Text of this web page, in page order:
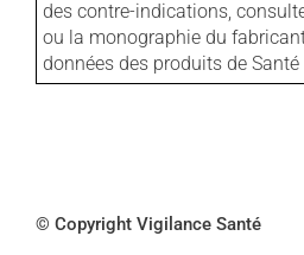
des contre-indications,
ou la monographie du
données des produits de Santé
© Copyright Vigilance Santé